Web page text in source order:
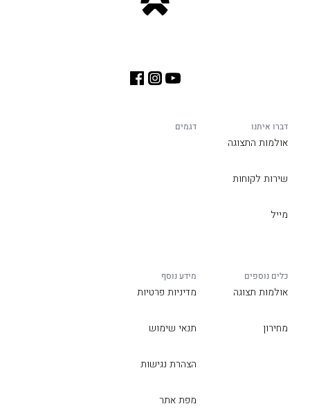
דברו איתנו
אולמות התצוגה
שירות לקוחות
מייל
דגמים
כלים נוספים
אולמות תצוגה
מחירון
מידע נוסף
מדיניות פרטיות
תנאי שימוש
הצהרת נגישות
מפת אתר